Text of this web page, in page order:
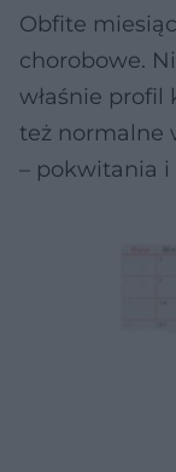
Obfite
chorobowe.
właśnie profil
też normalne
– pokwitania